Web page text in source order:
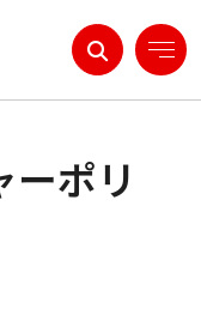
ーポリ